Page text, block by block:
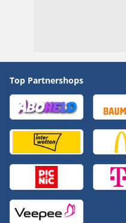
Top Partnershops